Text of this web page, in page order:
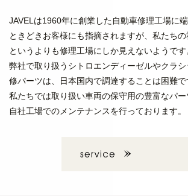
JAVELは1960年に創業した自動車修理工場に端
ときどきお客様にも指摘されますが、私たちの
というよりも修理工場にしか見えないようです
弊社で取り扱うシトロエンディーゼルやクラ
修パーツは、日本国内で調達することは困難で
私たちでは取り扱い車両の保守用の豊富なパー
自社工場でのメンテナンスを行っております。